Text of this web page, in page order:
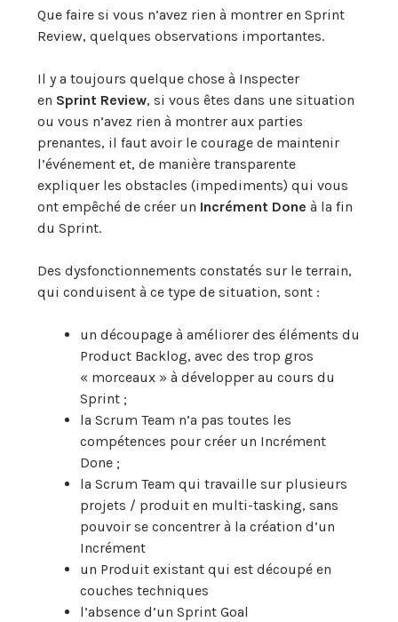
Que faire si vous n’avez rien à montrer en Sprint
Review, quelques observations importantes.
Il y a toujours quelque chose à Inspecter
en Sprint Review, si vous êtes dans une situation
ou vous n’avez rien à montrer aux parties
prenantes, il faut avoir le courage de maintenir
l’événement et, de manière transparente
expliquer les obstacles (impediments) qui vous
ont empêché de créer un Incrément Done à la fin
du Sprint.
Des dysfonctionnements constatés sur le terrain,
qui conduisent à ce type de situation, sont :
un découpage à améliorer des éléments du
Product Backlog, avec des trop gros
« morceaux » à développer au cours du
Sprint ;
la Scrum Team n’a pas toutes les
compétences pour créer un Incrément
Done ;
la Scrum Team qui travaille sur plusieurs
projets / produit en multi-tasking, sans
pouvoir se concentrer à la création d’un
Incrément
un Produit existant qui est découpé en
couches techniques
l’absence d’un Sprint Goal